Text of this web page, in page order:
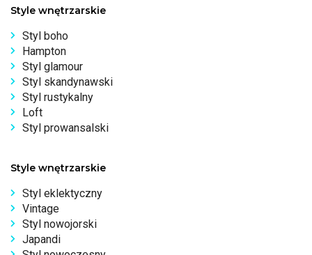
Style wnętrzarskie
Styl boho
Hampton
Styl glamour
Styl skandynawski
Styl rustykalny
Loft
Styl prowansalski
Style wnętrzarskie
Styl eklektyczny
Vintage
Styl nowojorski
Japandi